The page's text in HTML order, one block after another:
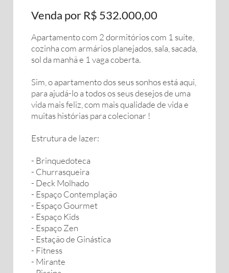
Venda por R$ 532.000,00
Apartamento com 2 dormitórios com 1 suíte,
cozinha com armários planejados, sala, sacada,
sol da manhã e 1 vaga coberta.
Sim, o apartamento dos seus sonhos está aqui,
para ajudá-lo a todos os seus desejos de uma
vida mais feliz, com mais qualidade de vida e
muitas histórias para colecionar !
Estrutura de lazer:
- Brinquedoteca
- Churrasqueira
- Deck Molhado
- Espaço Contemplação
- Espaço Gourmet
- Espaço Kids
- Espaço Zen
- Estação de Ginástica
- Fitness
- Mirante